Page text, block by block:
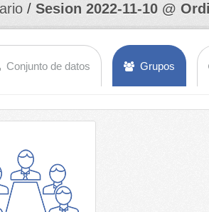
Sesion 2022-11-10 @
Conjunto de datos Grupos